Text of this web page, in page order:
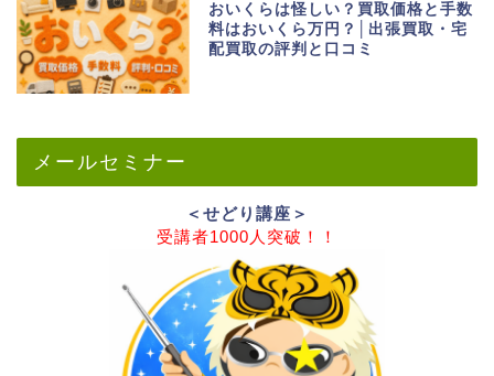
おいくらは怪しい？買取価格と手数
料はおいくら万円？│出張買取・宅
配買取の評判と口コミ
メールセミナー
＜せどり講座＞
受講者1000人突破！！